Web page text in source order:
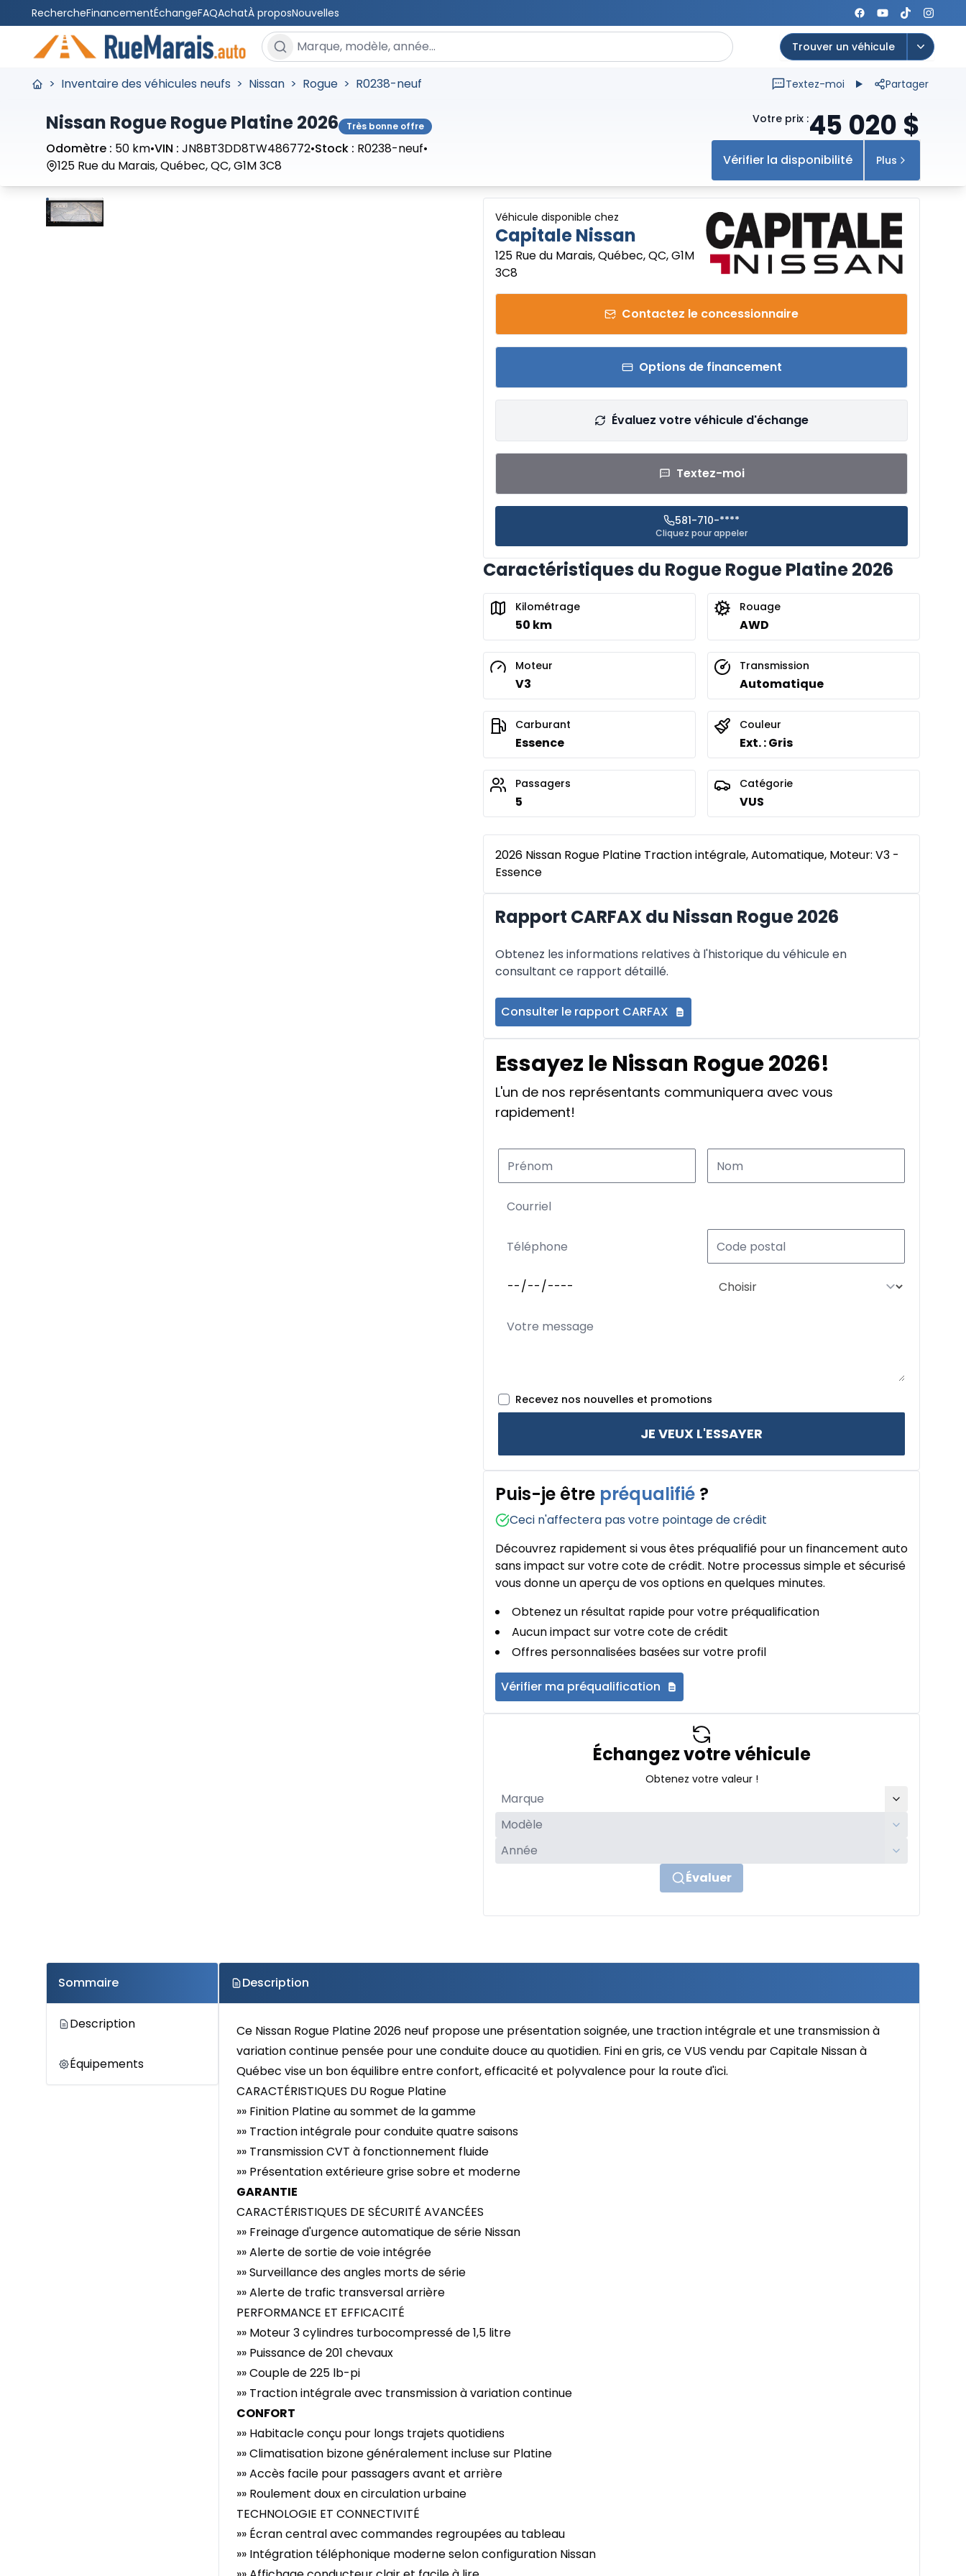
RechercheFinancementÉchangeFAQAchatÀ proposNouvelles
Rechercher un véhicule Trouver un véhicule
Open
> Inventaire des véhicules neufs > Nissan > Rogue > R0238-neuf Textez-moi Partager
Nissan Rogue Rogue Platine 2026 Très bonne offre
Odomètre : 50 km•VIN : JN8BT3DD8TW486772•Stock : R0238-neuf•
125 Rue du Marais, Québec, QC, G1M 3C8
Votre prix :45 020 $
Vérifier la disponibilité Plus
Véhicule disponible chez
Capitale Nissan
125 Rue du Marais, Québec, QC, G1M
3C8
Contactez le concessionnaire
Options de financement
Évaluez votre véhicule d'échange
Textez-moi
581-710-****
Cliquez pour appeler
Caractéristiques du Rogue Rogue Platine 2026
Kilométrage
50 km
Rouage
AWD
Moteur
V3
Transmission
Automatique
Carburant
Essence
Couleur
Ext. : Gris
Passagers
5
Catégorie
VUS
2026 Nissan Rogue Platine Traction intégrale, Automatique, Moteur: V3 -
Essence
Rapport CARFAX du Nissan Rogue 2026
Obtenez les informations relatives à l'historique du véhicule en
consultant ce rapport détaillé.
Consulter le rapport CARFAX
Essayez le Nissan Rogue 2026!
L'un de nos représentants communiquera avec vous
rapidement!
Recevez nos nouvelles et promotions
JE VEUX L'ESSAYER
Puis-je être préqualifié ?
Ceci n'affectera pas votre pointage de crédit
Découvrez rapidement si vous êtes préqualifié pour un financement auto
sans impact sur votre cote de crédit. Notre processus simple et sécurisé
vous donne un aperçu de vos options en quelques minutes.
Obtenez un résultat rapide pour votre préqualification
Aucun impact sur votre cote de crédit
Offres personnalisées basées sur votre profil
Vérifier ma préqualification
Échangez votre véhicule
Obtenez votre valeur !
Évaluer
Sommaire
Description
Équipements
Description
Ce Nissan Rogue Platine 2026 neuf propose une présentation soignée, une traction intégrale et une transmission à
variation continue pensée pour une conduite douce au quotidien. Fini en gris, ce VUS vendu par Capitale Nissan à
Québec vise un bon équilibre entre confort, efficacité et polyvalence pour la route d'ici.
CARACTÉRISTIQUES DU Rogue Platine
»» Finition Platine au sommet de la gamme
»» Traction intégrale pour conduite quatre saisons
»» Transmission CVT à fonctionnement fluide
»» Présentation extérieure grise sobre et moderne
GARANTIE
CARACTÉRISTIQUES DE SÉCURITÉ AVANCÉES
»» Freinage d'urgence automatique de série Nissan
»» Alerte de sortie de voie intégrée
»» Surveillance des angles morts de série
»» Alerte de trafic transversal arrière
PERFORMANCE ET EFFICACITÉ
»» Moteur 3 cylindres turbocompressé de 1,5 litre
»» Puissance de 201 chevaux
»» Couple de 225 lb-pi
»» Traction intégrale avec transmission à variation continue
CONFORT
»» Habitacle conçu pour longs trajets quotidiens
»» Climatisation bizone généralement incluse sur Platine
»» Accès facile pour passagers avant et arrière
»» Roulement doux en circulation urbaine
TECHNOLOGIE ET CONNECTIVITÉ
»» Écran central avec commandes regroupées au tableau
»» Intégration téléphonique moderne selon configuration Nissan